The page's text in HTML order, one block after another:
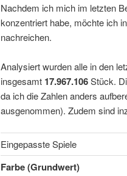
Nachdem ich mich im letzten
konzentriert habe, möchte ich
nachreichen.
Analysiert wurden alle in den
insgesamt 17.967.106Stück.
da ich die Zahlen anders
ausgenommen). Zudem sind
Eingepasste Spiele
Farbe (Grundwert)